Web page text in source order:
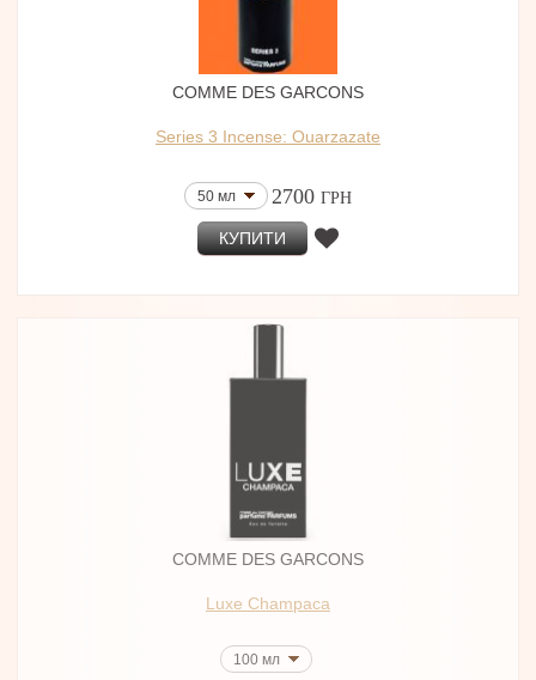
COMME DES GARCONS
Series 3 Incense: Ouarzazate
50 мл 2700 ГРН
КУПИТИ
COMME DES GARCONS
Luxe Champaca
100 мл